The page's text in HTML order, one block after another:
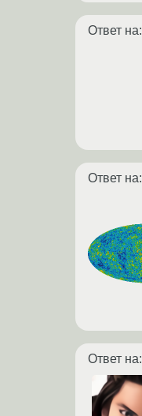
Ответ на:
Ответ на:
Ответ на: